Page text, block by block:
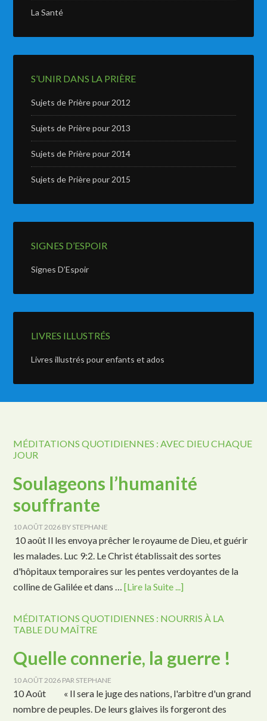
La Santé
S’UNIR DANS LA PRIÈRE
Sujets de Prière pour 2012
Sujets de Prière pour 2013
Sujets de Prière pour 2014
Sujets de Prière pour 2015
SIGNES D’ESPOIR
Signes D’Espoir
LIVRES ILLUSTRÉS
Livres illustrés pour enfants et ados
MÉDITATIONS QUOTIDIENNES : AVEC DIEU CHAQUE
JOUR
Soulageons l’humanité
souffrante
10 AOÛT 2026 BY STEPHANE
10 août Il les envoya prêcher le royaume de Dieu, et guérir
les malades. Luc 9:2. Le Christ établissait des sortes
d'hôpitaux temporaires sur les pentes verdoyantes de la
colline de Galilée et dans …[Lire la Suite ...]
MÉDITATIONS QUOTIDIENNES : NOURRIS À LA
TABLE DU MAÎTRE
Quelle connerie, la guerre !
10 AOÛT 2026 PAR STEPHANE
10 Août « Il sera le juge des nations, l'arbitre d'un grand
nombre de peuples. De leurs glaives ils forgeront des